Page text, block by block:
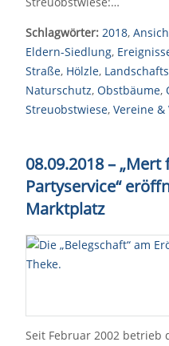
Schlagwörter: 2018,
Eldern-Siedlung,
Straße, Hölzle,
Naturschutz, Obstbäume,
Streuobstwiese, Vereine &
08.09.2018 –
Partyservice“
Marktplatz
Seit Februar 2002 betrieb